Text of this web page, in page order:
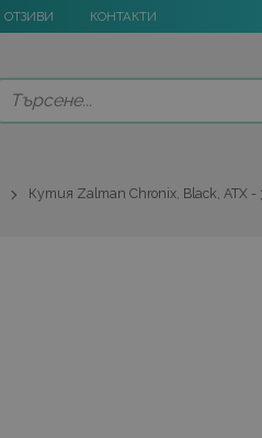
ОТЗИВИ КОНТАКТИ
Кутия Zalman Chronix, Black, ATX -